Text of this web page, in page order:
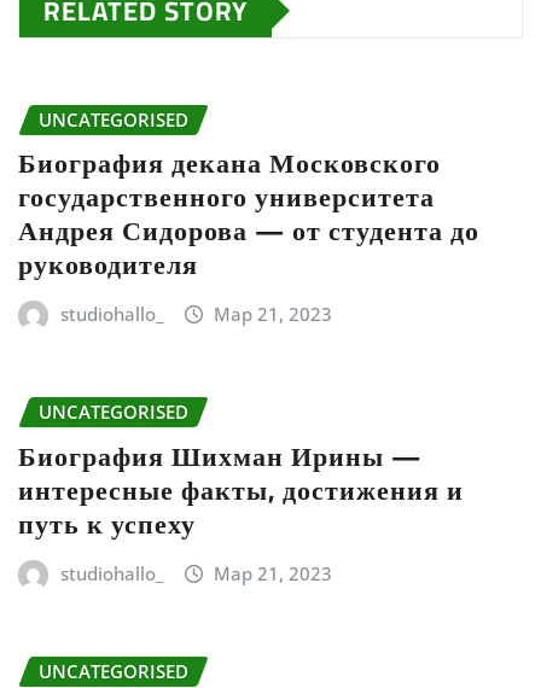
RELATED STORY
UNCATEGORISED
Биография декана Московского
государственного университета
Андрея Сидорова — от студента до
руководителя
studiohallo_ Мар 21, 2023
UNCATEGORISED
Биография Шихман Ирины —
интересные факты, достижения и
путь к успеху
studiohallo_ Мар 21, 2023
UNCATEGORISED